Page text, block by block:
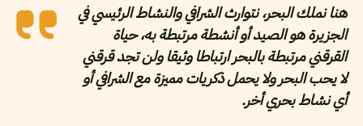
هنا نملك البحر، نتوارث الشرافي والنشاط الرئيسي في
الجزيرة هو الصيد أو أنشطة مرتبطة به، حياة
القرقني مرتبطة بالبحر ارتباطا وثيقا ولن تجد قرقني
لا يحب البحر ولا يحمل ذكريات مميزة مع الشرافي أو
أي نشاط بحري أخر.